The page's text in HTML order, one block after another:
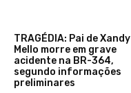
TRAGÉDIA: Pai de Xandy
Mello morre em grave
acidente na BR-364,
segundo informações
preliminares